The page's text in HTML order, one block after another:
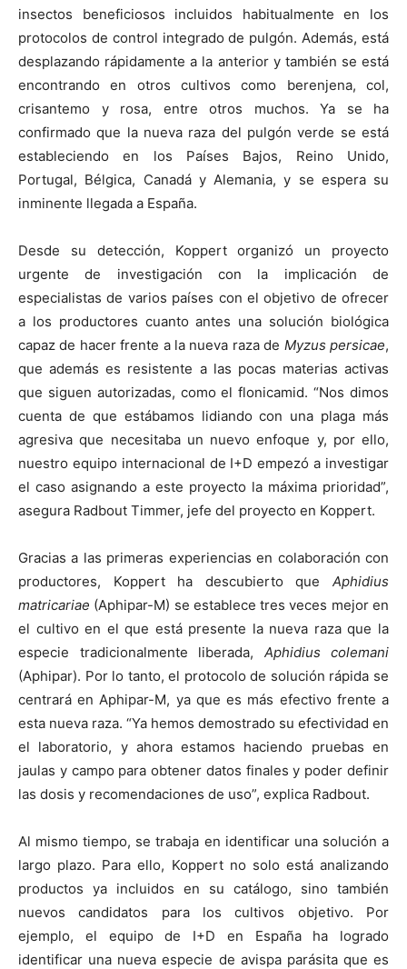
insectos beneficiosos incluidos habitualmente en los
protocolos de control integrado de pulgón. Además, está
desplazando rápidamente a la anterior y también se está
encontrando en otros cultivos como berenjena, col,
crisantemo y rosa, entre otros muchos. Ya se ha
confirmado que la nueva raza del pulgón verde se está
estableciendo en los Países Bajos, Reino Unido,
Portugal, Bélgica, Canadá y Alemania, y se espera su
inminente llegada a España.
Desde su detección, Koppert organizó un proyecto
urgente de investigación con la implicación de
especialistas de varios países con el objetivo de ofrecer
a los productores cuanto antes una solución biológica
capaz de hacer frente a la nueva raza de Myzus persicae,
que además es resistente a las pocas materias activas
que siguen autorizadas, como el flonicamid. “Nos dimos
cuenta de que estábamos lidiando con una plaga más
agresiva que necesitaba un nuevo enfoque y, por ello,
nuestro equipo internacional de I+D empezó a investigar
el caso asignando a este proyecto la máxima prioridad”,
asegura Radbout Timmer, jefe del proyecto en Koppert.
Gracias a las primeras experiencias en colaboración con
productores, Koppert ha descubierto que Aphidius
matricariae (Aphipar-M) se establece tres veces mejor en
el cultivo en el que está presente la nueva raza que la
especie tradicionalmente liberada, Aphidius colemani
(Aphipar). Por lo tanto, el protocolo de solución rápida se
centrará en Aphipar-M, ya que es más efectivo frente a
esta nueva raza. “Ya hemos demostrado su efectividad en
el laboratorio, y ahora estamos haciendo pruebas en
jaulas y campo para obtener datos finales y poder definir
las dosis y recomendaciones de uso”, explica Radbout.
Al mismo tiempo, se trabaja en identificar una solución a
largo plazo. Para ello, Koppert no solo está analizando
productos ya incluidos en su catálogo, sino también
nuevos candidatos para los cultivos objetivo. Por
ejemplo, el equipo de I+D en España ha logrado
identificar una nueva especie de avispa parásita que es